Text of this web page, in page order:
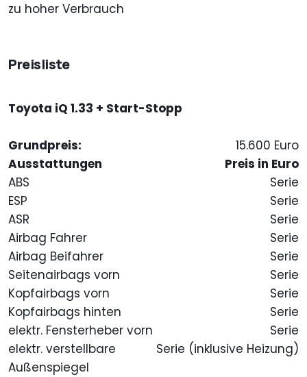
zu hoher Verbrauch
Preisliste
Toyota iQ 1.33 + Start-Stopp
Grundpreis:
15.600 Euro
Ausstattungen
Preis in Euro
ABS
Serie
ESP
Serie
ASR
Serie
Airbag Fahrer
Serie
Airbag Beifahrer
Serie
Seitenairbags vorn
Serie
Kopfairbags vorn
Serie
Kopfairbags hinten
Serie
elektr. Fensterheber vorn
Serie
elektr. verstellbare
Außenspiegel
Serie (inklusive Heizung)